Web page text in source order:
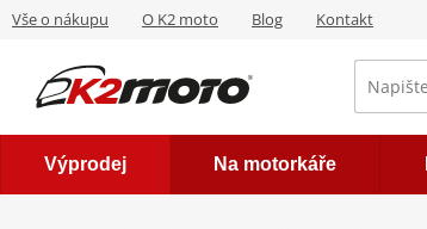
Vše o nákupu O K2 moto Blog Kontakt
Výprodej Na motorkáře